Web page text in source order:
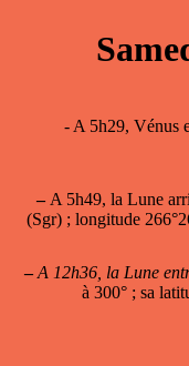
- A 5h29, Vénus
–A 5h49, la Lune
(Sgr) ; longitude
– A 12h36, la Lune
à 300° ; sa